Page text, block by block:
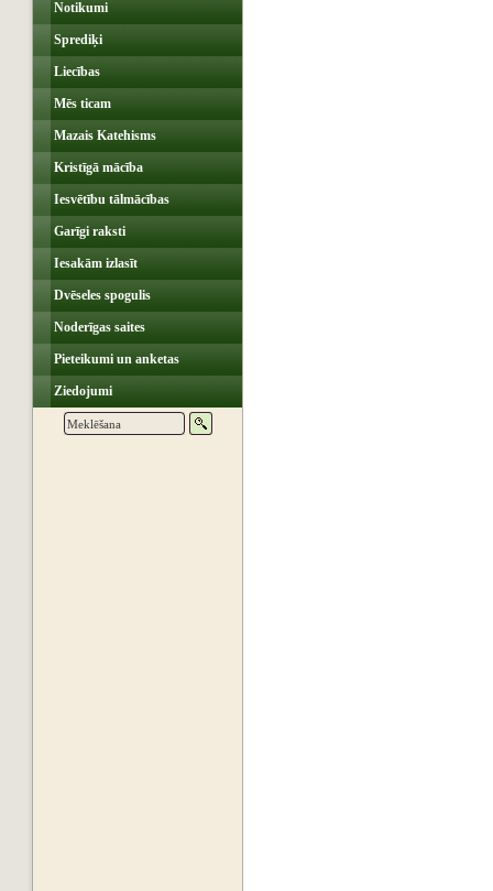
Notikumi
Sprediķi
Liecības
Mēs ticam
Mazais Katehisms
Kristīgā mācība
Iesvētību tālmācības
Garīgi raksti
Iesakām izlasīt
Dvēseles spogulis
Noderīgas saites
Pieteikumi un anketas
Ziedojumi